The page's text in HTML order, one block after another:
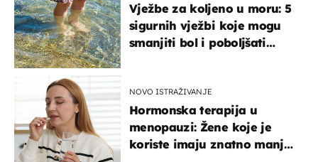
Vježbe za koljeno u moru: 5
sigurnih vježbi koje mogu
smanjiti bol i poboljšati
NOVO ISTRAŽIVANJE
Hormonska terapija u
menopauzi: Žene koje je
koriste imaju znatno manji